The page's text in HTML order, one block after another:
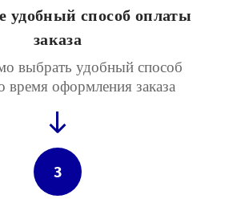
удобный способ оплаты
заказа
выбрать удобный способ
время оформления заказа
3